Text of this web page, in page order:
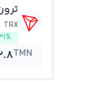
TRX
TMN